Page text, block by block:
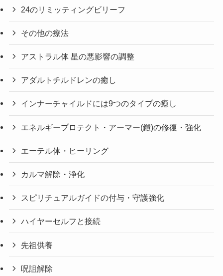
24のリミッティングビリーフ
その他の療法
アストラル体 星の悪影響の調整
アダルトチルドレンの癒し
インナーチャイルドには9つのタイプの癒し
エネルギープロテクト・アーマー(鎧)の修復・強化
エーテル体・ヒーリング
カルマ解除・浄化
スピリチュアルガイドの付与・守護強化
ハイヤーセルフと接続
先祖供養
呪詛解除